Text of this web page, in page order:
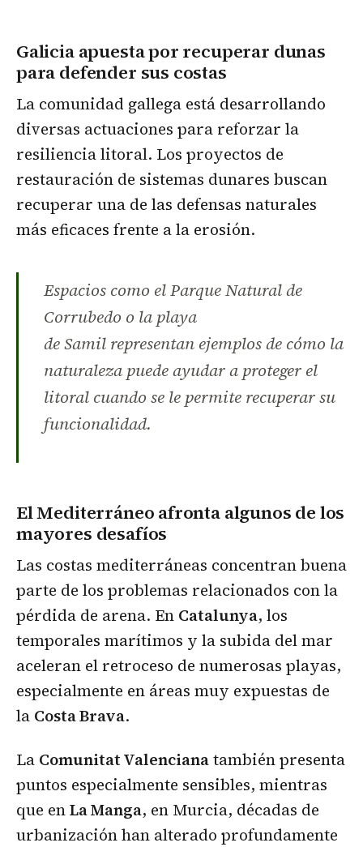
Galicia apuesta por recuperar dunas
para defender sus costas
La comunidad gallega está desarrollando
diversas actuaciones para reforzar la
resiliencia litoral. Los proyectos de
restauración de sistemas dunares buscan
recuperar una de las defensas naturales
más eficaces frente a la erosión.
Espacios como el Parque Natural de
Corrubedo o la playa
de Samil representan ejemplos de cómo la
naturaleza puede ayudar a proteger el
litoral cuando se le permite recuperar su
funcionalidad.
El Mediterráneo afronta algunos de los
mayores desafíos
Las costas mediterráneas concentran buena
parte de los problemas relacionados con la
pérdida de arena. En Catalunya, los
temporales marítimos y la subida del mar
aceleran el retroceso de numerosas playas,
especialmente en áreas muy expuestas de
la Costa Brava.
La Comunitat Valencianatambién presenta
puntos especialmente sensibles, mientras
que enLa Manga, en Murcia, décadas de
urbanización han alterado profundamente